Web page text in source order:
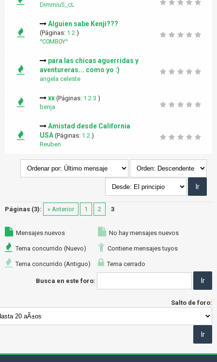
DimmiuS_cL
Alguien sabe Kenji???
(Páginas: 1 2 )
^C0MB0Y^
para las chicas aguerridas y
aventureras... como yo :)
angela celeste
xx (Páginas: 1 2 3 )
benja
Amistad desde California
USA (Páginas: 1 2 )
Reuben
Páginas (3): « Anterior 1 2 3
Mensajes nuevos
Tema concurrido (Nuevo)
Tema concurrido (Antiguo)
No hay mensajes nuevos
Contiene mensajes tuyos
Tema cerrado
Busca en este foro:
Salto de foro: